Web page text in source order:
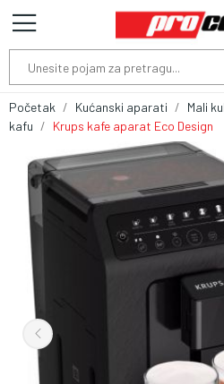
Početak Kućanski aparati Mali
kafu
Krups kafe aparat Eco Design